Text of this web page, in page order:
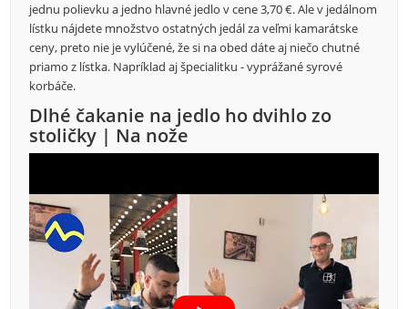
jednu polievku a jedno hlavné jedlo v cene 3,70 €. Ale v jedálnom
lístku nájdete množstvo ostatných jedál za veľmi kamarátske
ceny, preto nie je vylúčené, že si na obed dáte aj niečo chutné
priamo z lístka. Napríklad aj špecialitku - vyprážané syrové
korbáče.
Dlhé čakanie na jedlo ho dvihlo zo
stoličky | Na nože